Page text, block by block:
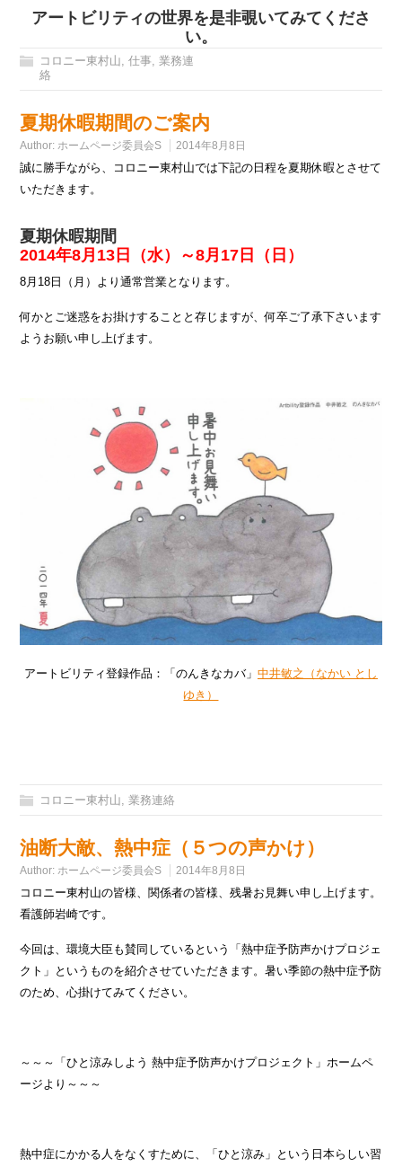
アートビリティの世界を是非覗いてみてくださ
い。
コロニー東村山,仕事,業務連
絡
夏期休暇期間のご案内
Author:ホームページ委員会S 2014年8月8日
誠に勝手ながら、コロニー東村山では下記の日程を夏期休暇とさせて
いただきます。
夏期休暇期間
2014年8月13日（水）～8月17日（日）
8月18日（月）より通常営業となります。
何かとご迷惑をお掛けすることと存じますが、何卒ご了承下さいます
ようお願い申し上げます。
アートビリティ登録作品：「のんきなカバ」 中井敏之（なかい とし
ゆき）
コロニー東村山,業務連絡
油断大敵、熱中症（５つの声かけ）
Author:ホームページ委員会S 2014年8月8日
コロニー東村山の皆様、関係者の皆様、残暑お見舞い申し上げます。
看護師岩崎です。
今回は、環境大臣も賛同しているという「熱中症予防声かけプロジェ
クト」というものを紹介させていただきます。暑い季節の熱中症予防
のため、心掛けてみてください。
～～～「ひと涼みしよう 熱中症予防声かけプロジェクト」ホームペ
ージより～～～
熱中症にかかる人をなくすために、「ひと涼み」という日本らしい習